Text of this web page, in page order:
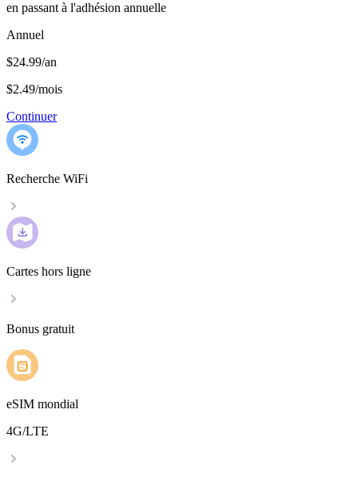
en passant à l'adhésion annuelle
Annuel
$24.99/an
$2.49/mois
Continuer
Recherche WiFi
Cartes hors ligne
Bonus gratuit
eSIM mondial
4G/LTE